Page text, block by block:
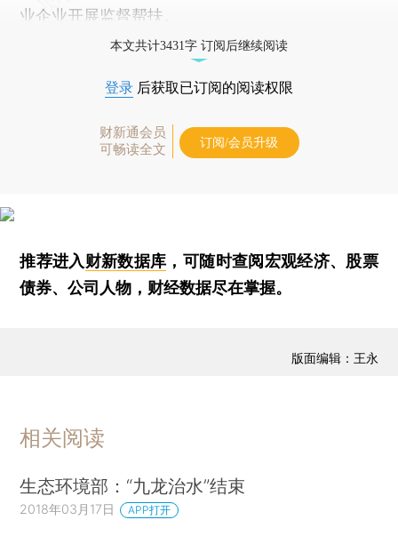
业企业开展监督帮扶。
本文共计3431字 订阅后继续阅读
登录 后获取已订阅的阅读权限
财新通会员
可畅读全文
订阅/会员升级
推荐进入财新数据库 ，可随时查阅宏观经济、股票
债券、公司人物，财经数据尽在掌握。
版面编辑：王永
相关阅读
生态环境部：“九龙治水”结束
2018年03月17日 APP打开